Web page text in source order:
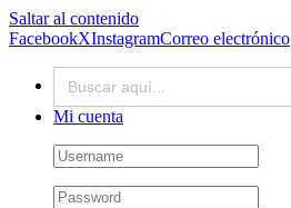
Saltar al contenido
FacebookXInstagramCorreo electrónico
Buscar:
Mi cuenta